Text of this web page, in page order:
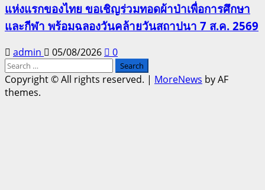
แห่งแรกของไทย ขอเชิญร่วมทอดผ้าป่าเพื่อการศึกษา
และกีฬา พร้อมฉลองวันคล้ายวันสถาปนา 7 ส.ค. 2569
admin 05/08/2026
0
Search
for:
Copyright © All rights reserved. | MoreNews by AF
themes.